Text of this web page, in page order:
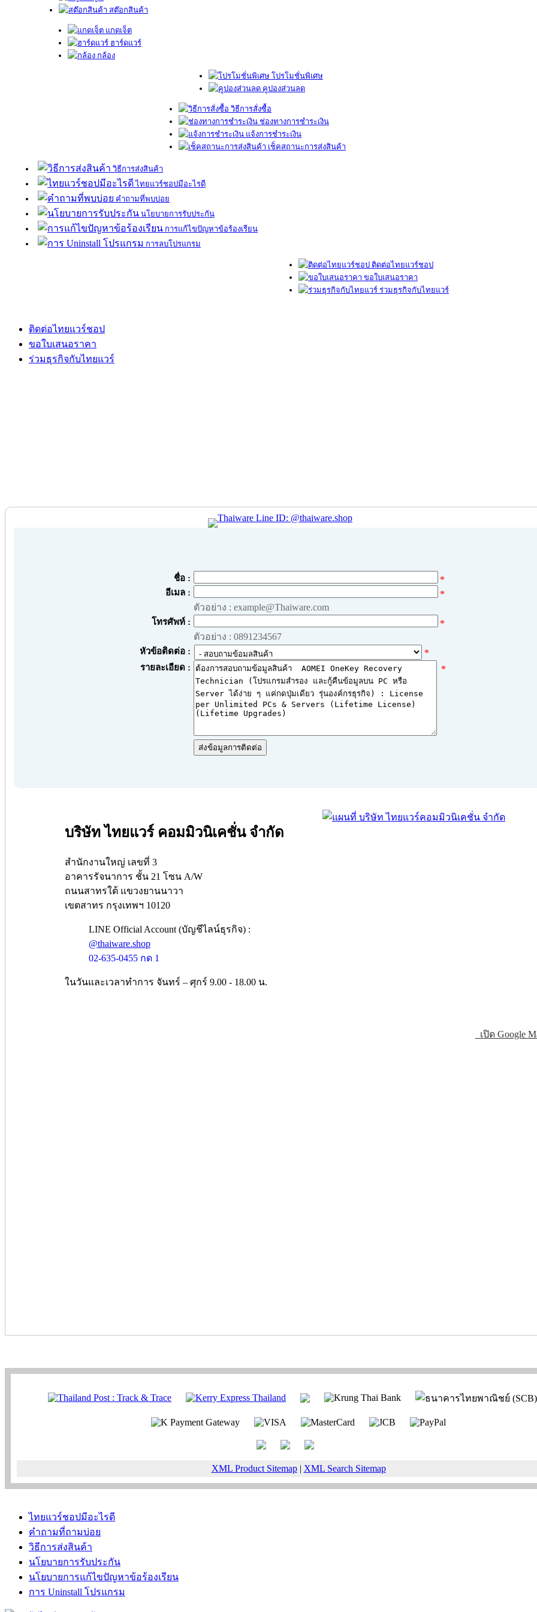
สต๊อกสินค้า
แกดเจ็ต
ฮาร์ดแวร์
กล้อง
โปรโมชั่นพิเศษ
คูปองส่วนลด
วิธีการสั่งซื้อ
ช่องทางการชำระเงิน
แจ้งการชำระเงิน
เช็คสถานะการส่งสินค้า
วิธีการส่งสินค้า
ไทยแวร์ชอปมีอะไรดี
คำถามที่พบบ่อย
นโยบายการรับประกัน
การแก้ไขปัญหาข้อร้องเรียน
การลบโปรแกรม
ติดต่อไทยแวร์ชอป
ขอใบเสนอราคา
ร่วมธุรกิจกับไทยแวร์
ติดต่อไทยแวร์ชอป
ขอใบเสนอราคา
ร่วมธุรกิจกับไทยแวร์
ชื่อ : *
อีเมล :
*
ตัวอย่าง : example@Thaiware.com
โทรศัพท์ :
*
ตัวอย่าง : 0891234567
หัวข้อติดต่อ : *
รายละเอียด : *
บริษัท ไทยแวร์ คอมมิวนิเคชั่น จำกัด
สำนักงานใหญ่ เลขที่ 3
อาคารรัจนาการ ชั้น 21 โซน A/W
ถนนสาทรใต้ แขวงยานนาวา
เขตสาทร กรุงเทพฯ 10120
LINE Official Account (บัญชีไลน์ธุรกิจ) :
@thaiware.shop
02-635-0455 กด 1
ในวันและเวลาทำการ จันทร์ – ศุกร์ 9.00 - 18.00 น.
เปิด Google
XML Product Sitemap| XML Search Sitemap
ไทยแวร์ชอปมีอะไรดี
คำถามที่ถามบ่อย
วิธีการส่งสินค้า
นโยบายการรับประกัน
นโยบายการแก้ไขปัญหาข้อร้องเรียน
การ Uninstall โปรแกรม